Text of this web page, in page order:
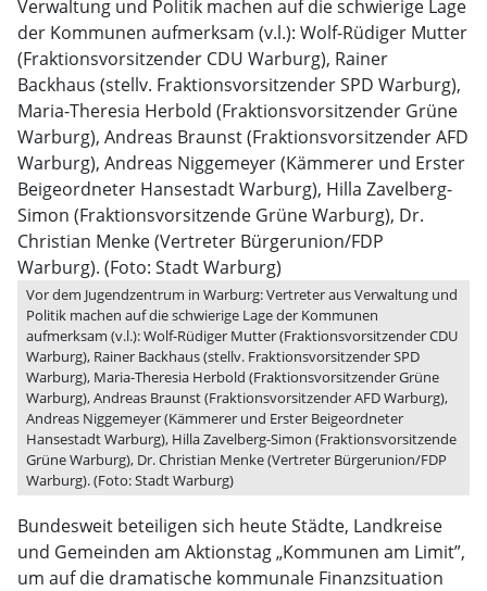
Vor dem Jugendzentrum in Warburg: Vertreter aus Verwaltung und
Politik machen auf die schwierige Lage der Kommunen
aufmerksam (v.l.): Wolf-Rüdiger Mutter (Fraktionsvorsitzender CDU
Warburg), Rainer Backhaus (stellv. Fraktionsvorsitzender SPD
Warburg), Maria-Theresia Herbold (Fraktionsvorsitzender Grüne
Warburg), Andreas Braunst (Fraktionsvorsitzender AFD Warburg),
Andreas Niggemeyer (Kämmerer und Erster Beigeordneter
Hansestadt Warburg), Hilla Zavelberg-Simon (Fraktionsvorsitzende
Grüne Warburg), Dr. Christian Menke (Vertreter Bürgerunion/FDP
Warburg). (Foto: Stadt Warburg)
Bundesweit beteiligen sich heute Städte, Landkreise
und Gemeinden am Aktionstag „Kommunen am Limit”,
um auf die dramatische kommunale Finanzsituation